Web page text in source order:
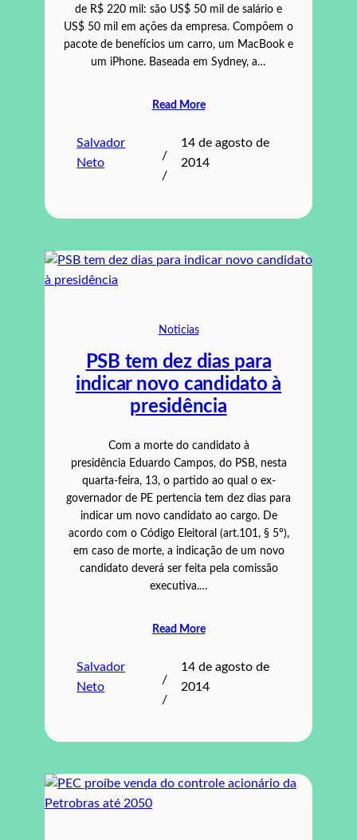
de R$ 220 mil: são US$ 50 mil de salário e
US$ 50 mil em ações da empresa. Compõem o
pacote de benefícios um carro, um MacBook e
um iPhone. Baseada em Sydney, a…
Read More
Salvador
Neto
/
/
14 de agosto de
2014
Noticias
PSB tem dez dias para
indicar novo candidato à
presidência
Com a morte do candidato à
presidência Eduardo Campos, do PSB, nesta
quarta-feira, 13, o partido ao qual o ex-
governador de PE pertencia tem dez dias para
indicar um novo candidato ao cargo. De
acordo com o Código Eleitoral (art.101, § 5º),
em caso de morte, a indicação de um novo
candidato deverá ser feita pela comissão
executiva.…
Read More
Salvador
Neto
/
/
14 de agosto de
2014